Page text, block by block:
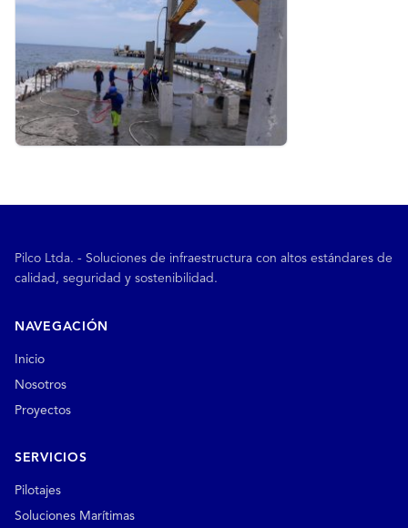
Pilco Ltda. - Soluciones de infraestructura con altos estándares de
calidad, seguridad y sostenibilidad.
NAVEGACIÓN
Inicio
Nosotros
Proyectos
SERVICIOS
Pilotajes
Soluciones Marítimas